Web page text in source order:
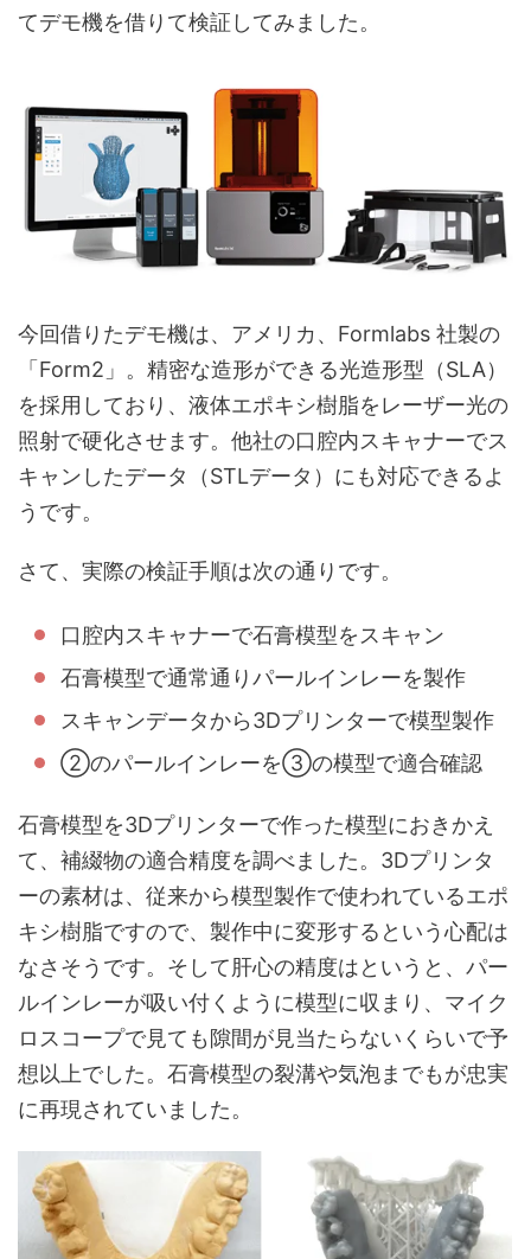
てデモ機を借りて検証してみました。
今回借りたデモ機は、アメリカ、Formlabs 社製の
「Form2」。精密な造形ができる光造形型（SLA）
を採用しており、液体エポキシ樹脂をレーザー光の
照射で硬化させます。他社の口腔内スキャナーでス
キャンしたデータ（STLデータ）にも対応できるよ
うです。
さて、実際の検証手順は次の通りです。
口腔内スキャナーで石膏模型をスキャン
石膏模型で通常通りパールインレーを製作
スキャンデータから3Dプリンターで模型製作
②のパールインレーを③の模型で適合確認
石膏模型を3Dプリンターで作った模型におきかえ
て、補綴物の適合精度を調べました。3Dプリンタ
ーの素材は、従来から模型製作で使われているエポ
キシ樹脂ですので、製作中に変形するという心配は
なさそうです。そして肝心の精度はというと、パー
ルインレーが吸い付くように模型に収まり、マイク
ロスコープで見ても隙間が見当たらないくらいで予
想以上でした。石膏模型の裂溝や気泡までもが忠実
に再現されていました。